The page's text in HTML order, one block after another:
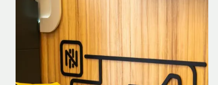
Nomad Explorer
Cartão de crédito brasileiro com cashback
em dólar